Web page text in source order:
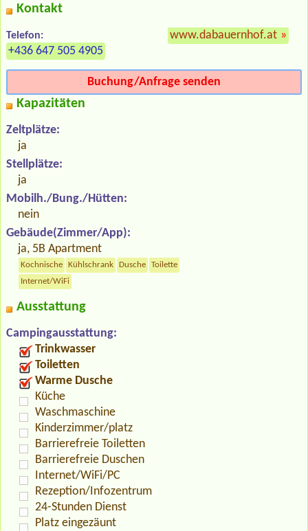
Kontakt
Telefon:
+436 647 505 4905
www.dabauernhof.at »
Buchung/Anfrage senden
Kapazitäten
Zeltplätze:
ja
Stellplätze:
ja
Mobilh./Bung./Hütten:
nein
Gebäude(Zimmer/App):
ja, 5B Apartment
Kochnische Kühlschrank Dusche
Toilette
Internet/WiFi
Ausstattung
Campingausstattung:
Trinkwasser
Toiletten
Warme Dusche
Küche
Waschmaschine
Kinderzimmer/platz
Barrierefreie Toiletten
Barrierefreie Duschen
Internet/WiFi/PC
Rezeption/Infozentrum
24-Stunden Dienst
Platz eingezäunt